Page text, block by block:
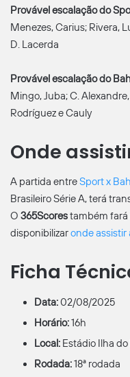
Provável escalação do
Menezes, Carius; Rivera,
D. Lacerda
Provável escalação do
Mingo, Juba; C.
Rodríguez e Cauly
Onde
A partida entreSport x
Brasileiro Série A, terá
O 365Scorestambém fará
disponibilizaronde assistir
Ficha
Data:02/08/2025
Horário:16h
Local: Estádio Ilha
Rodada:18ª rodada